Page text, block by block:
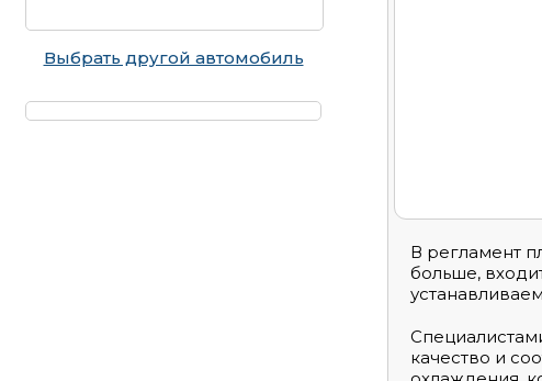
Выбрать другой автомобиль
В регламент
больше,
качество и